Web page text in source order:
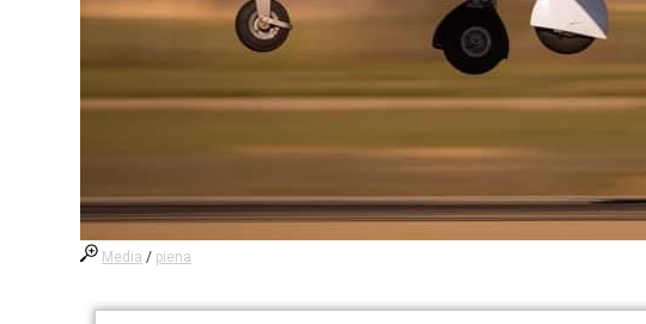
Media / piena